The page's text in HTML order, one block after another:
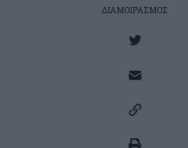
ΔΙΑΜΟΙΡΑΣΜΟΣ